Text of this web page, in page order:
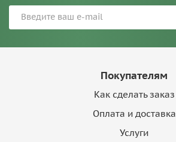
Покупателям
Как сделать заказ
Оплата и доставка
Услуги